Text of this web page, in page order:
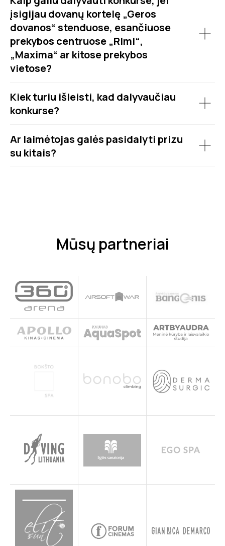
įsigijau dovanų kortelę „Geros
dovanos“ stenduose, esančiuose
prekybos centruose „Rimi“,
„Maxima“ ar kitose prekybos
vietose?
Kiek turiu išleisti, kad dalyvaučiau
konkurse?
Ar laimėtojas galės pasidalyti prizu
su kitais?
Mūsų partneriai